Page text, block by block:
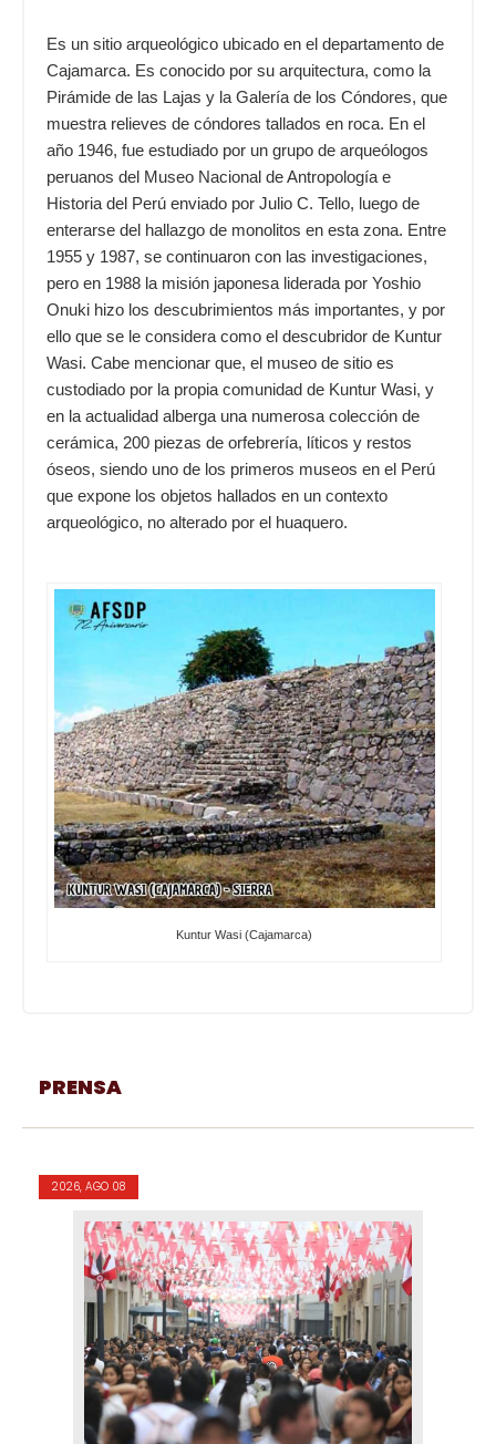
Es un sitio arqueológico ubicado en el departamento de
Cajamarca. Es conocido por su arquitectura, como la
Pirámide de las Lajas y la Galería de los Cóndores, que
muestra relieves de cóndores tallados en roca. En el
año 1946, fue estudiado por un grupo de arqueólogos
peruanos del Museo Nacional de Antropología e
Historia del Perú enviado por Julio C. Tello, luego de
enterarse del hallazgo de monolitos en esta zona. Entre
1955 y 1987, se continuaron con las investigaciones,
pero en 1988 la misión japonesa liderada por Yoshio
Onuki hizo los descubrimientos más importantes, y por
ello que se le considera como el descubridor de Kuntur
Wasi. Cabe mencionar que, el museo de sitio es
custodiado por la propia comunidad de Kuntur Wasi, y
en la actualidad alberga una numerosa colección de
cerámica, 200 piezas de orfebrería, líticos y restos
óseos, siendo uno de los primeros museos en el Perú
que expone los objetos hallados en un contexto
arqueológico, no alterado por el huaquero.
Kuntur Wasi (Cajamarca)
PRENSA
2026, AGO 08